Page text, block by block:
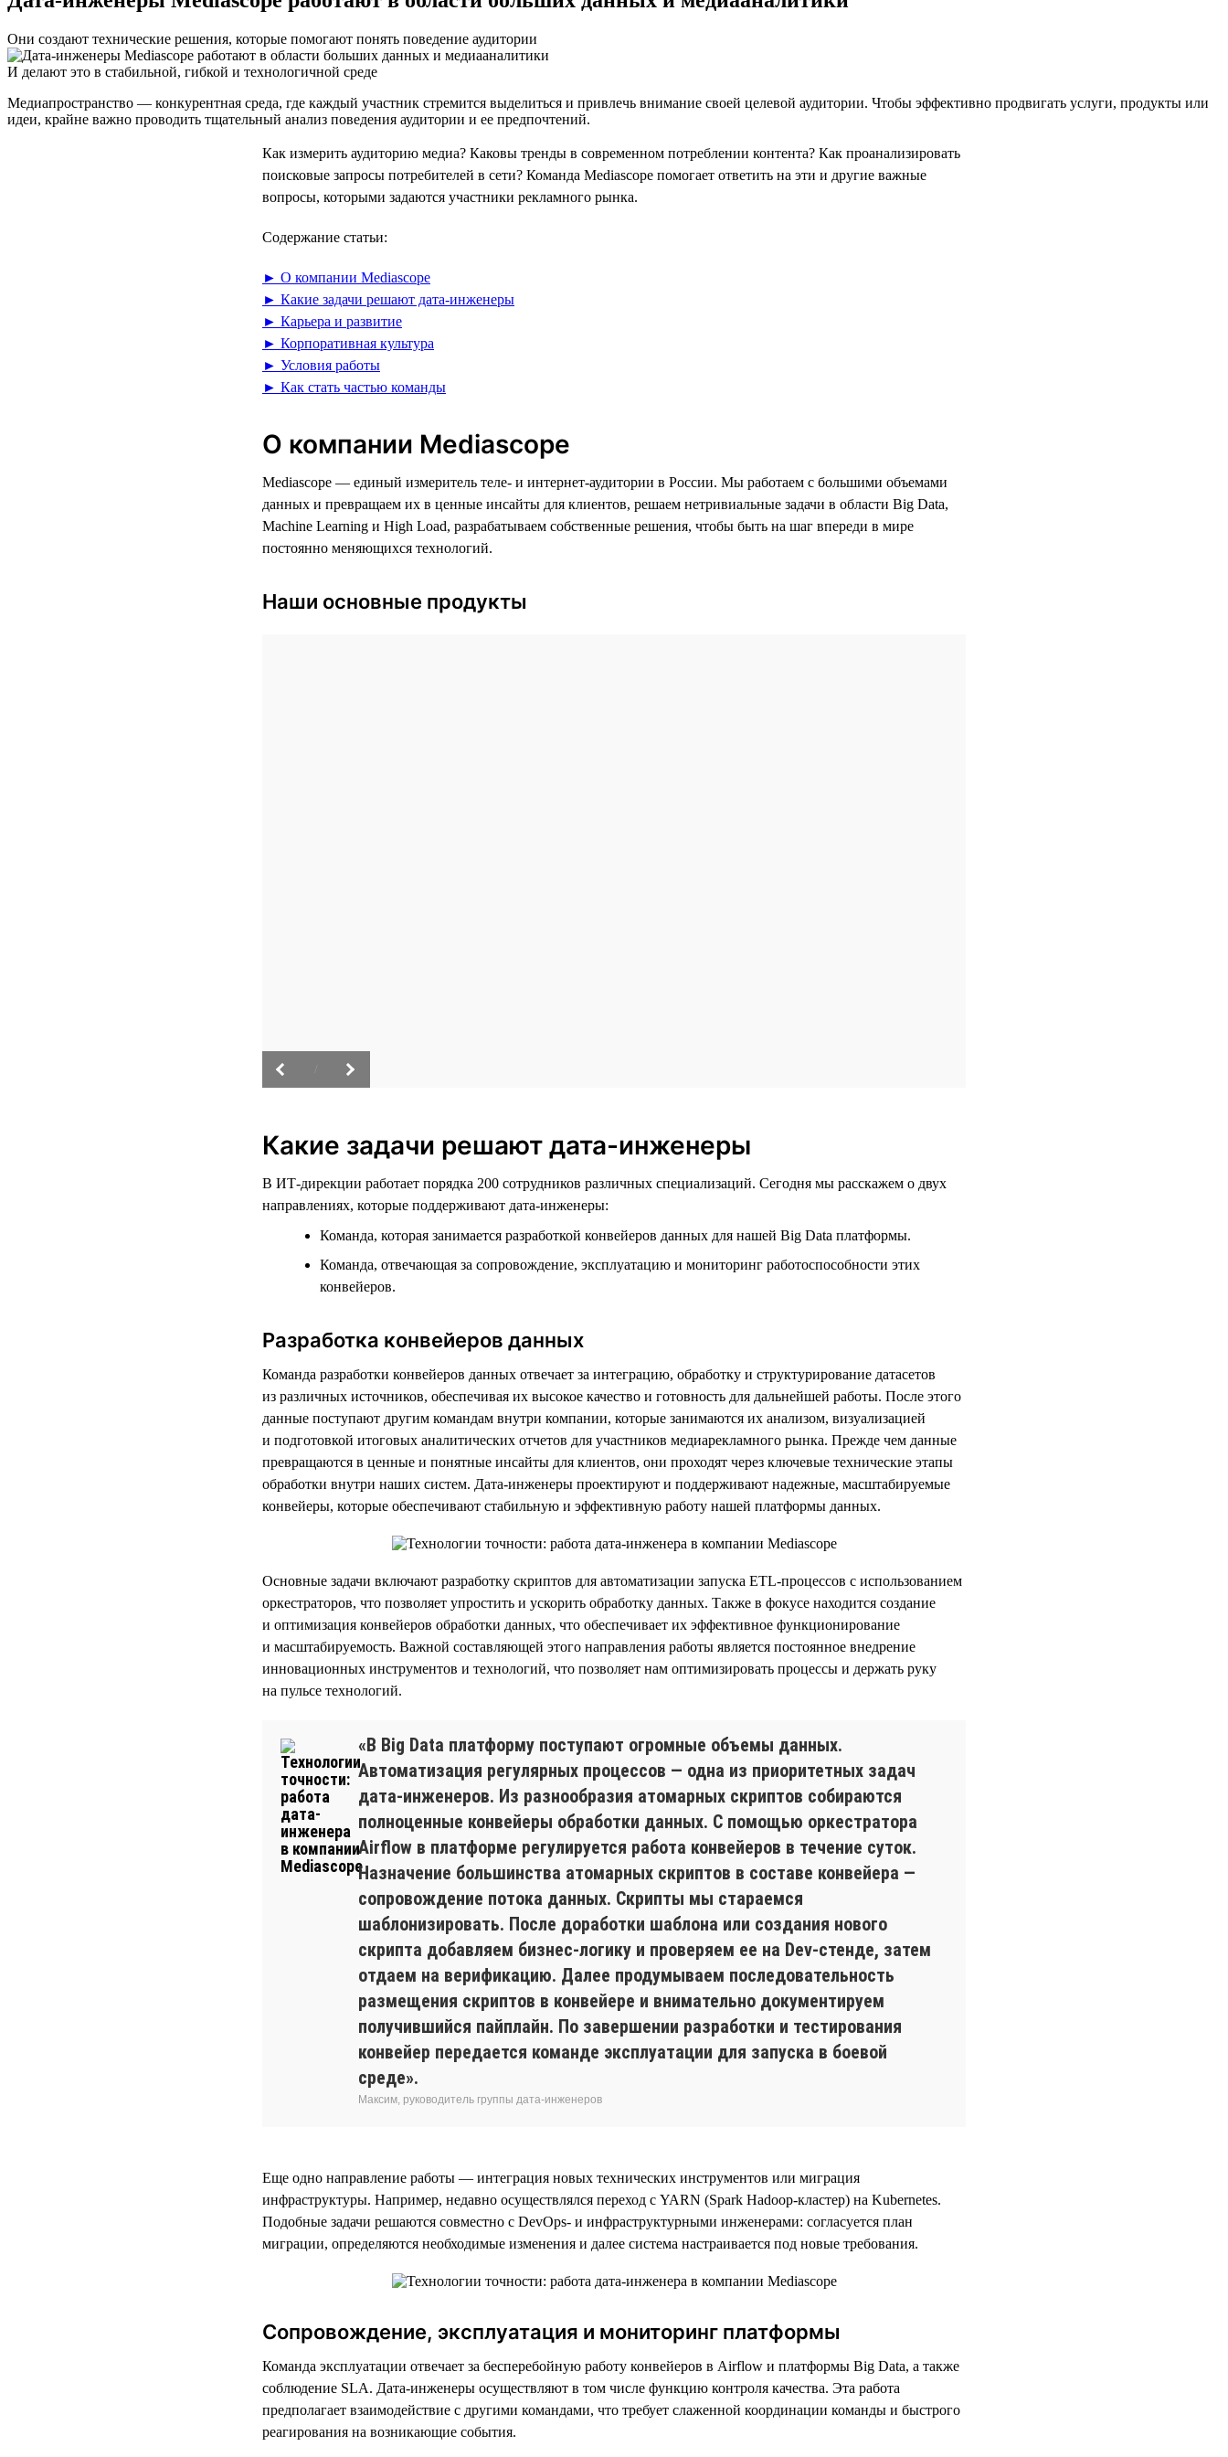
Они создают технические решения, которые помогают понять поведение аудитории
И делают это в стабильной, гибкой и технологичной среде
Медиапространство — конкурентная среда, где каждый участник стремится выделиться и привлечь внимание своей целевой аудитории. Чтобы эффективно продвигать услуги, продукты или
идеи, крайне важно проводить тщательный анализ поведения аудитории и ее предпочтений.
Как измерить аудиторию медиа? Каковы тренды в современном потреблении контента? Как проанализировать
поисковые запросы потребителей в сети? Команда Mediascope помогает ответить на эти и другие важные
вопросы, которыми задаются участники рекламного рынка.
Содержание статьи:
► О компании Mediascope
► Какие задачи решают дата-инженеры
► Карьера и развитие
► Корпоративная культура
► Условия работы
► Как стать частью команды
О компании Mediascope
Mediascope — единый измеритель теле- и интернет-аудитории в России. Мы работаем с большими объемами
данных и превращаем их в ценные инсайты для клиентов, решаем нетривиальные задачи в области Big Data,
Machine Learning и High Load, разрабатываем собственные решения, чтобы быть на шаг впереди в мире
постоянно меняющихся технологий.
Наши основные продукты
Какие задачи решают дата-инженеры
В ИТ-дирекции работает порядка 200 сотрудников различных специализаций. Сегодня мы расскажем о двух
направлениях, которые поддерживают дата-инженеры:
Команда, которая занимается разработкой конвейеров данных для нашей Big Data платформы.
Команда, отвечающая за сопровождение, эксплуатацию и мониторинг работоспособности этих
конвейеров.
Разработка конвейеров данных
Команда разработки конвейеров данных отвечает за интеграцию, обработку и структурирование датасетов
из различных источников, обеспечивая их высокое качество и готовность для дальнейшей работы. После этого
данные поступают другим командам внутри компании, которые занимаются их анализом, визуализацией
и подготовкой итоговых аналитических отчетов для участников медиарекламного рынка. Прежде чем данные
превращаются в ценные и понятные инсайты для клиентов, они проходят через ключевые технические этапы
обработки внутри наших систем. Дата-инженеры проектируют и поддерживают надежные, масштабируемые
конвейеры, которые обеспечивают стабильную и эффективную работу нашей платформы данных.
Основные задачи включают разработку скриптов для автоматизации запуска ETL-процессов с использованием
оркестраторов, что позволяет упростить и ускорить обработку данных. Также в фокусе находится создание
и оптимизация конвейеров обработки данных, что обеспечивает их эффективное функционирование
и масштабируемость. Важной составляющей этого направления работы является постоянное внедрение
инновационных инструментов и технологий, что позволяет нам оптимизировать процессы и держать руку
на пульсе технологий.
«В Big Data платформу поступают огромные объемы данных.
Автоматизация регулярных процессов — одна из приоритетных задач
дата-инженеров. Из разнообразия атомарных скриптов собираются
полноценные конвейеры обработки данных. С помощью оркестратора
Airflow в платформе регулируется работа конвейеров в течение суток.
Назначение большинства атомарных скриптов в составе конвейера —
сопровождение потока данных. Скрипты мы стараемся
шаблонизировать. После доработки шаблона или создания нового
скрипта добавляем бизнес-логику и проверяем ее на Dev-стенде, затем
отдаем на верификацию. Далее продумываем последовательность
размещения скриптов в конвейере и внимательно документируем
получившийся пайплайн. По завершении разработки и тестирования
конвейер передается команде эксплуатации для запуска в боевой
среде».
Максим, руководитель группы дата-инженеров
Еще одно направление работы — интеграция новых технических инструментов или миграция
инфраструктуры. Например, недавно осуществлялся переход с YARN (Spark Hadoop-кластер) на Kubernetes.
Подобные задачи решаются совместно с DevOps- и инфраструктурными инженерами: согласуется план
миграции, определяются необходимые изменения и далее система настраивается под новые требования.
Сопровождение, эксплуатация и мониторинг платформы
Команда эксплуатации отвечает за бесперебойную работу конвейеров в Airflow и платформы Big Data, а также
соблюдение SLA. Дата-инженеры осуществляют в том числе функцию контроля качества. Эта работа
предполагает взаимодействие с другими командами, что требует слаженной координации команды и быстрого
реагирования на возникающие события.